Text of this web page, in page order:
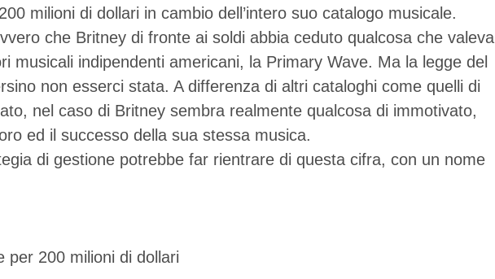
milioni di dollari in cambio dell’intero suo catalogo musicale.
che Britney di fronte ai soldi abbia ceduto qualcosa che valeva
musicali indipendenti americani, la Primary Wave. Ma la legge del
non esserci stata. A differenza di altri cataloghi come quelli di
nel caso di Britney sembra realmente qualcosa di immotivato,
ed il successo della sua stessa musica.
di gestione potrebbe far rientrare di questa cifra, con un nome